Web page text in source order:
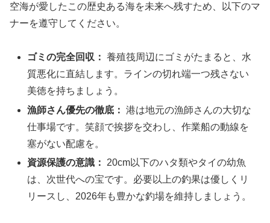
空海が愛したこの歴史ある海を未来へ残すため、以下のマ
ナーを遵守してください。
ゴミの完全回収： 養殖筏周辺にゴミがたまると、水
質悪化に直結します。ラインの切れ端一つ残さない
美徳を持ちましょう。
漁師さん優先の徹底： 港は地元の漁師さんの大切な
仕事場です。笑顔で挨拶を交わし、作業船の動線を
塞がない配慮を。
資源保護の意識：
20cm以下のハタ類やタイの幼魚
は、次世代への宝です。必要以上の釣果は優しくリ
リースし、2026年も豊かな釣場を維持しましょう。